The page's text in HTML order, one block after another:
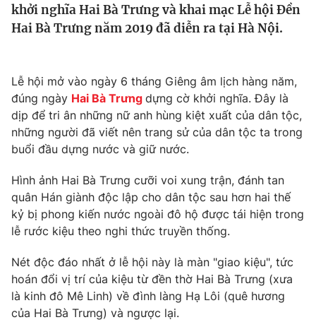
Thế giới
Thế giới đó đây
Câu chuyện quốc tế
Tài chính
Thị trường
Góc doanh nghiệp
Dữ liệu và đời sống
Truyền hình
Hậu trường
Nhân vật
Giải sao mai
Giải trí
Điện ảnh
Âm nhạc
Sao
Đời sống
Làm đẹp
Chất lượng cuộc sống
Giáo dục
Tuyển sinh
Học trực tuyến
Công nghệ
khởi nghĩa Hai Bà Trưng và khai mạc Lễ hội Đền
Hai Bà Trưng năm 2019 đã diễn ra tại Hà Nội.
Lễ hội mở vào ngày 6 tháng Giêng âm lịch hàng năm,
đúng ngày Hai Bà Trưng dựng cờ khởi nghĩa. Đây là
dịp để tri ân những nữ anh hùng kiệt xuất của dân tộc,
những người đã viết nên trang sử của dân tộc ta trong
buổi đầu dựng nước và giữ nước.
Hình ảnh Hai Bà Trưng cưỡi voi xung trận, đánh tan
quân Hán giành độc lập cho dân tộc sau hơn hai thế
kỷ bị phong kiến nước ngoài đô hộ được tái hiện trong
lễ rước kiệu theo nghi thức truyền thống.
Nét độc đáo nhất ở lễ hội này là màn "giao kiệu", tức
hoán đổi vị trí của kiệu từ đền thờ Hai Bà Trưng (xưa
là kinh đô Mê Linh) về đình làng Hạ Lôi (quê hương
của Hai Bà Trưng) và ngược lại.